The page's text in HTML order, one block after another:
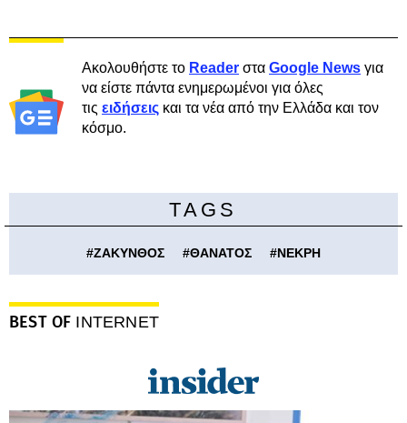
Ακολουθήστε το Reader στα Google News για
να είστε πάντα ενημερωμένοι για όλες
τις ειδήσεις και τα νέα από την Ελλάδα και τον
κόσμο.
TAGS
#ΖΑΚΥΝΘΟΣ #ΘΑΝΑΤΟΣ #ΝΕΚΡΗ
BEST OF INTERNET